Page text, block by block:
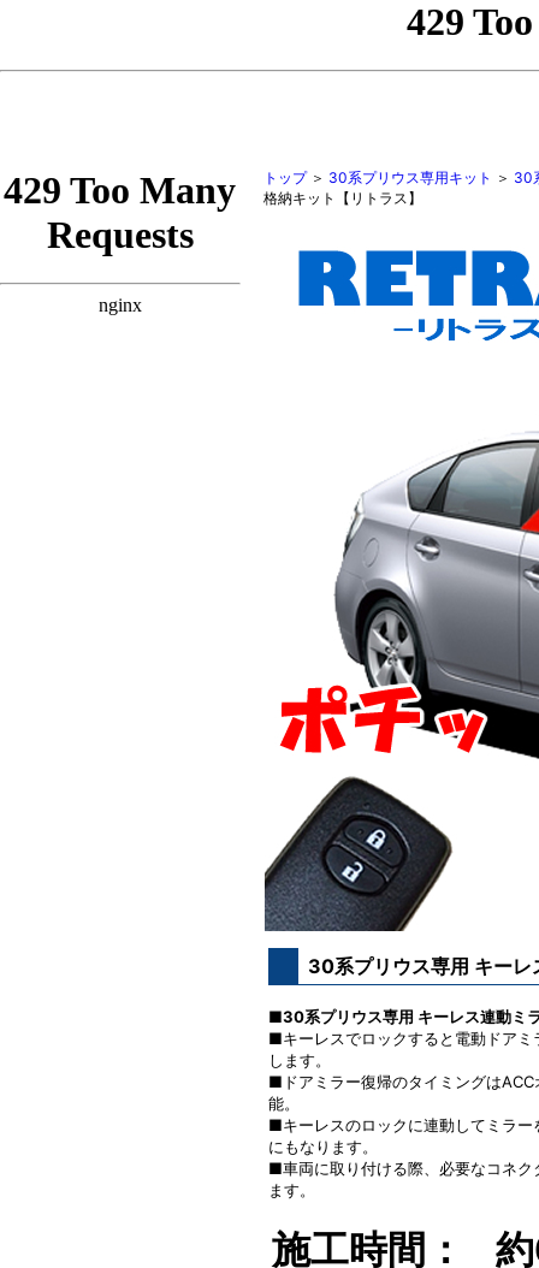
トップ＞ 30系プリウス専用キット ＞ 30
格納キット【リトラス】
30系プリウス専用 キーレ
■30系プリウス専用 キーレス連動ミ
■キーレスでロックすると電動ドア
します。
■ドアミラー復帰のタイミングは
能。
■キーレスのロックに連動してミラ
にもなります。
■車両に取り付ける際、必要なコネ
ます。
施工時間：